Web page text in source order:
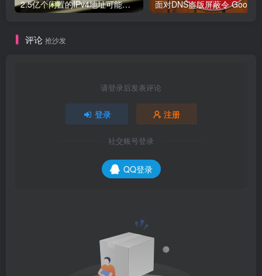
2.5亿个闲置的IPv4地址可能被释放，但仍面临重重阻碍
评论 抢沙发
请登录后发表评论
登录 注册
社交账号登录
QQ登录